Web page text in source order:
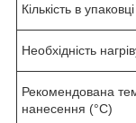
Кількість в
Необхідність
Рекомендована
нанесення (°С)